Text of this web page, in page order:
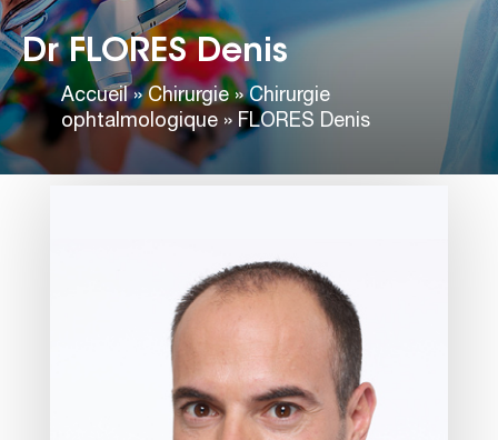
Dr FLORES Denis
Accueil»Chirurgie»Chirurgie
ophtalmologique » FLORES Denis